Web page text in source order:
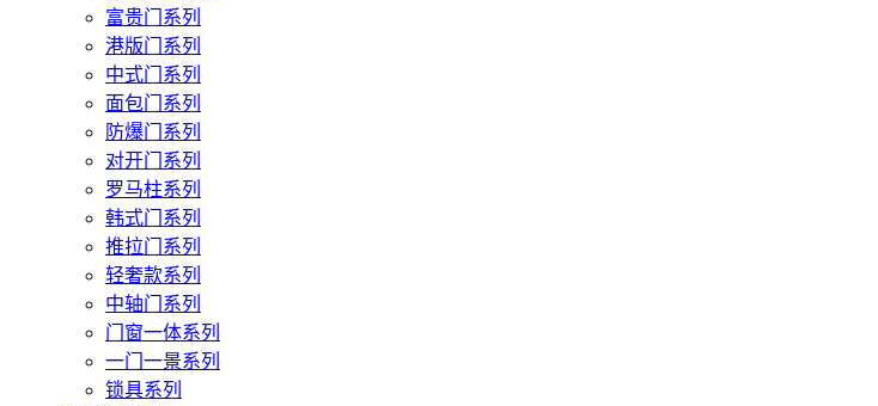
富贵门系列
港版门系列
中式门系列
面包门系列
防爆门系列
对开门系列
罗马柱系列
韩式门系列
推拉门系列
轻奢款系列
中轴门系列
门窗一体系列
一门一景系列
锁具系列